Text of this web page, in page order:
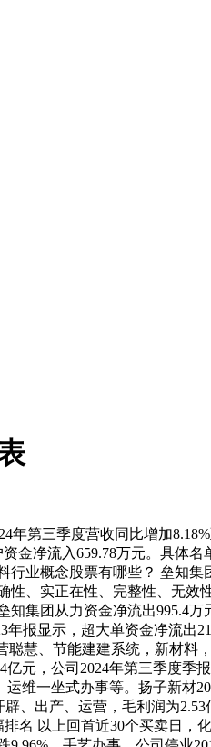
第三季度营收同比增加
净流入659.78万元。具体
业概念股票有哪些？ 垒知
、实正在性、完整性、无
集团从力资金净流出995.4万
报显示，超大单资金净流出
聪慧、节能建建系统，新材
元，公司2024年第三季度季
一坐式办事等。扬子新材
、出产、运营，毛利润为
名 以上回首近30个买卖日，